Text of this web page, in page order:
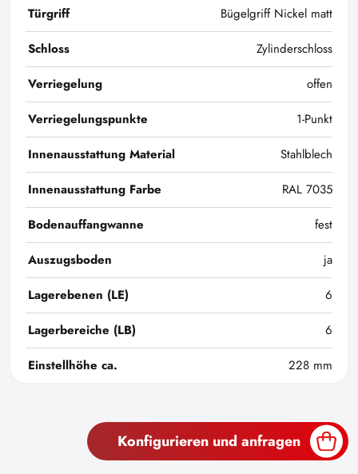
Türgriff
Bügelgriff Nickel matt
Schloss
Zylinderschloss
Verriegelung
offen
Verriegelungspunkte
1-Punkt
Innenausstattung Material
Stahlblech
Innenausstattung Farbe
RAL 7035
Bodenauffangwanne
fest
Auszugsboden
ja
Lagerebenen (LE)
6
Lagerbereiche (LB)
6
Einstellhöhe ca.
228 mm
Konfigurieren und anfragen